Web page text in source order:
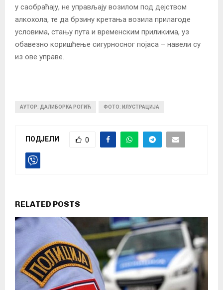
у саобраћају, не управљају возилом под дејством
алкохола, те да брзину кретања возила прилагоде
условима, стању пута и временским приликима, уз
обавезно коришћење сигурносног појаса – навели су
из ове управе.
АУТОР: ДАЛИБОРКА РОГИЋ ФОТО: ИЛУСТРАЦИЈА
ПОДЈЕЛИ 0
RELATED POSTS